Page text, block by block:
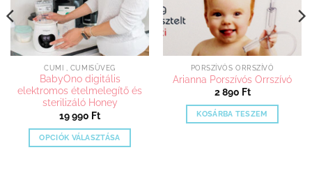
CUMI , CUMISÜVEG
BabyOno digitális
elektromos ételmelegítő és
sterilizáló Honey
19 990 Ft
OPCIÓK VÁLASZTÁSA
PORSZÍVÓS ORRSZÍVÓ
Arianna Porszívós Orrszívó
2 890 Ft
KOSÁRBA TESZEM